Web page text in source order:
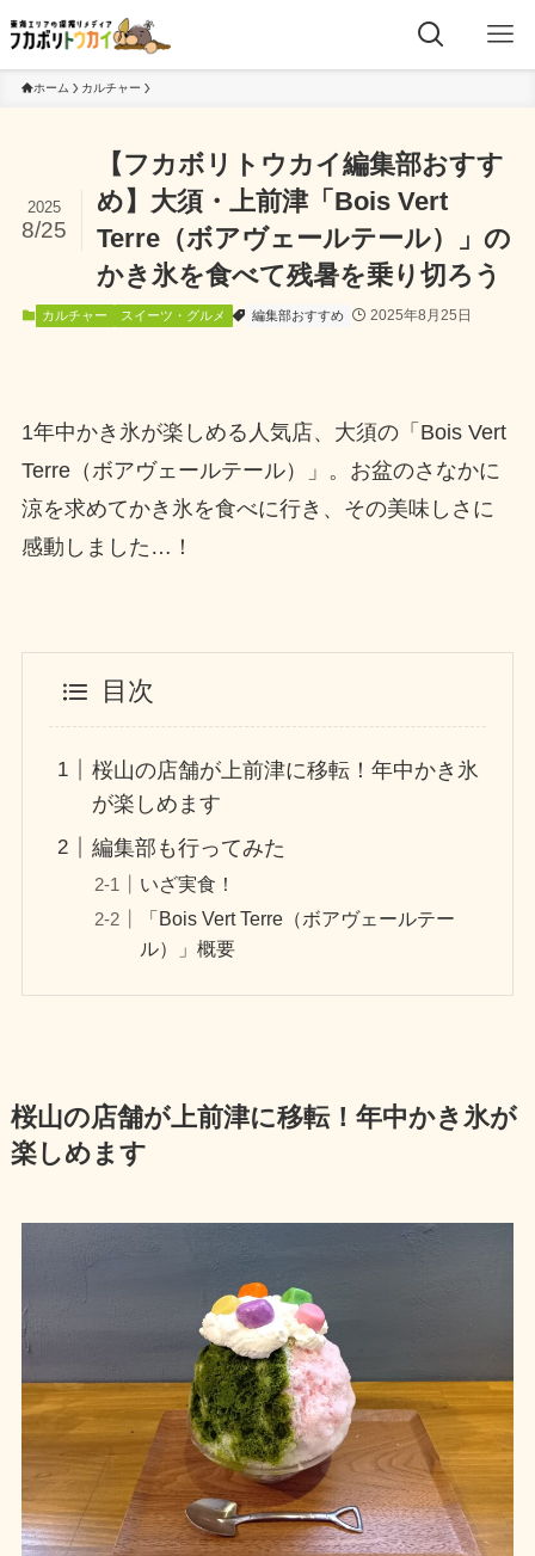
ホーム カルチャー
【フカボリトウカイ編集部おすす
め】大須・上前津「Bois Vert
Terre（ボアヴェールテール）」の
かき氷を食べて残暑を乗り切ろう
2025
8/25
カルチャー スイーツ・グルメ 編集部おすすめ 2025年8月25日
1年中かき氷が楽しめる人気店、大須の「Bois Vert
Terre（ボアヴェールテール）」。お盆のさなかに
涼を求めてかき氷を食べに行き、その美味しさに
感動しました…！
目次
桜山の店舗が上前津に移転！年中かき氷
が楽しめます
編集部も行ってみた
いざ実食！
「Bois Vert Terre（ボアヴェールテー
ル）」概要
桜山の店舗が上前津に移転！年中かき氷が
楽しめます